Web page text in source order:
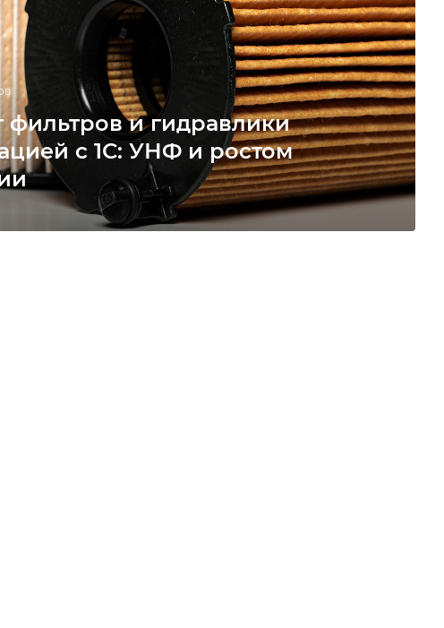
фильтров и гидравлики
с 1С: УНФ и ростом